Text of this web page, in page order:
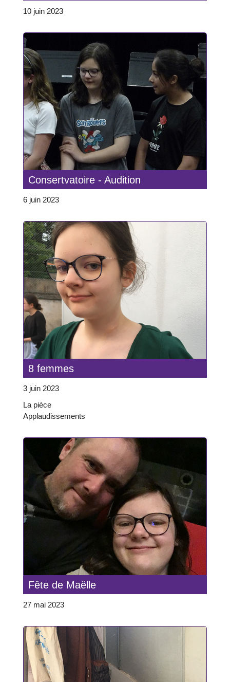
10 juin 2023
Consertvatoire - Audition
6 juin 2023
8 femmes
3 juin 2023
La pièce
Applaudissements
Fête de Maëlle
27 mai 2023